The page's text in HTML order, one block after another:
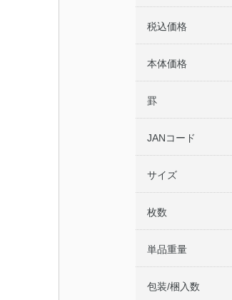
税込価格
本体価格
罫
JANコード
サイズ
枚数
単品重量
包装/梱入数